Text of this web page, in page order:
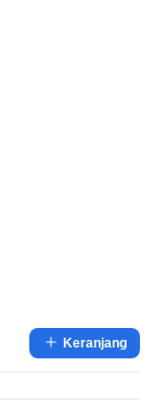
Keranjang